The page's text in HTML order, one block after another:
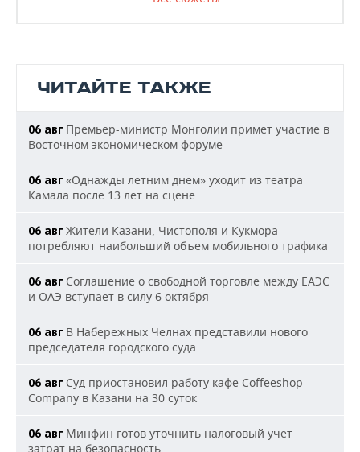
ЧИТАЙТЕ ТАКЖЕ
06 авг Премьер-министр Монголии примет участие в
Восточном экономическом форуме
06 авг «Однажды летним днем» уходит из театра
Камала после 13 лет на сцене
06 авг Жители Казани, Чистополя и Кукмора
потребляют наибольший объем мобильного трафика
06 авг Соглашение о свободной торговле между ЕАЭС
и ОАЭ вступает в силу 6 октября
06 авг В Набережных Челнах представили нового
председателя городского суда
06 авг Суд приостановил работу кафе Coffeeshop
Company в Казани на 30 суток
06 авг Минфин готов уточнить налоговый учет
затрат на безопасность